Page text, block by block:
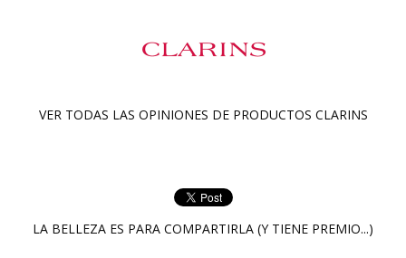
VER TODAS LAS OPINIONES DE PRODUCTOS CLARINS
LA BELLEZA ES PARA COMPARTIRLA (Y TIENE PREMIO...)